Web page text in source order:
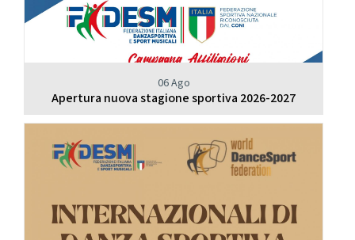
06 Ago
Apertura nuova stagione sportiva 2026-2027